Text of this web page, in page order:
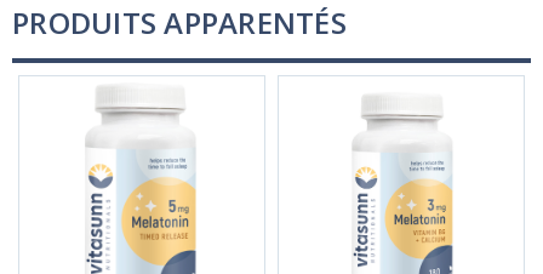
PRODUITS APPARENTÉS